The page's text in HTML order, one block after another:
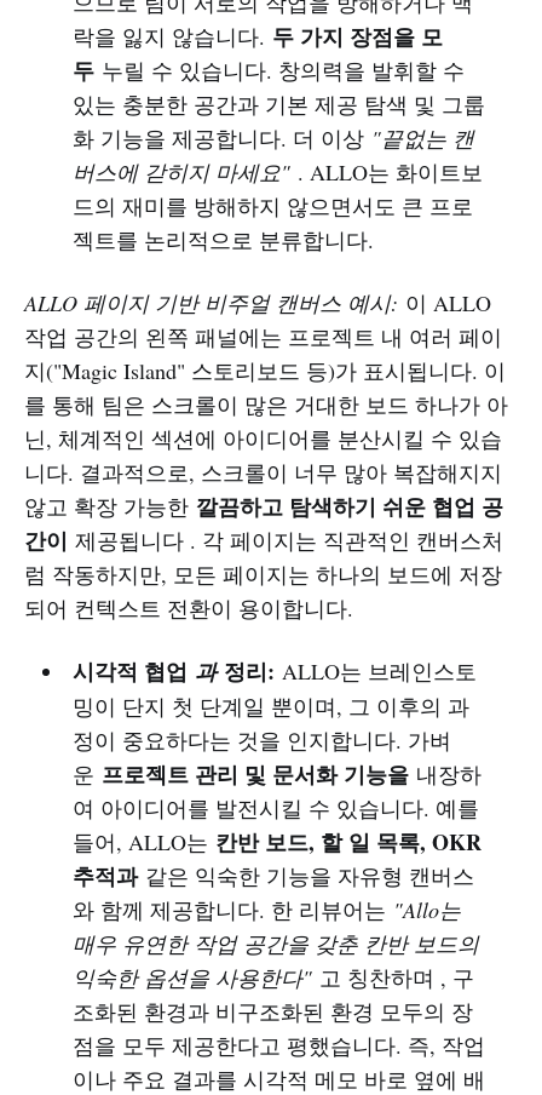
락을 잃지 않습니다. 두 가지 장점을 모
두누릴 수 있습니다. 창의력을 발휘할 수
있는 충분한 공간과 기본 제공 탐색 및 그룹
화 기능을 제공합니다. 더 이상 "끝없는 캔
버스에 갇히지 마세요". ALLO는 화이트보
드의 재미를 방해하지 않으면서도 큰 프로
젝트를 논리적으로 분류합니다.
ALLO 페이지 기반 비주얼 캔버스 예시: 이 ALLO
작업 공간의 왼쪽 패널에는 프로젝트 내 여러 페이
지("Magic Island" 스토리보드 등)가 표시됩니다. 이
를 통해 팀은 스크롤이 많은 거대한 보드 하나가 아
닌, 체계적인 섹션에 아이디어를 분산시킬 수 있습
니다. 결과적으로, 스크롤이 너무 많아 복잡해지지
않고 확장 가능한 깔끔하고 탐색하기 쉬운 협업 공
간이 제공됩니다 . 각 페이지는 직관적인 캔버스처
럼 작동하지만, 모든 페이지는 하나의 보드에 저장
되어 컨텍스트 전환이 용이합니다.
시각적 협업 과정리: ALLO는 브레인스토
밍이 단지 첫 단계일 뿐이며, 그 이후의 과
정이 중요하다는 것을 인지합니다. 가벼
운 프로젝트 관리 및 문서화 기능을내장하
여 아이디어를 발전시킬 수 있습니다. 예를
들어, ALLO는 칸반 보드, 할 일 목록, OKR
추적과같은 익숙한 기능을 자유형 캔버스
와 함께 제공합니다. 한 리뷰어는 "Allo는
매우 유연한 작업 공간을 갖춘 칸반 보드의
익숙한 옵션을 사용한다"고 칭찬하며 , 구
조화된 환경과 비구조화된 환경 모두의 장
점을 모두 제공한다고 평했습니다. 즉, 작업
이나 주요 결과를 시각적 메모 바로 옆에 배